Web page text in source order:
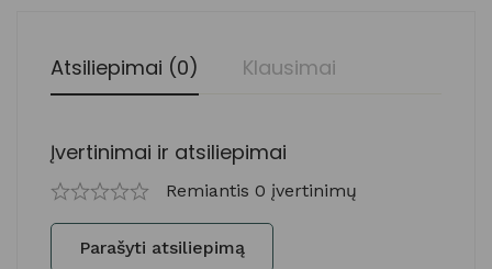
Atsiliepimai (0) Klausimai
Įvertinimai ir atsiliepimai
Remiantis 0 įvertinimų
Parašyti atsiliepimą